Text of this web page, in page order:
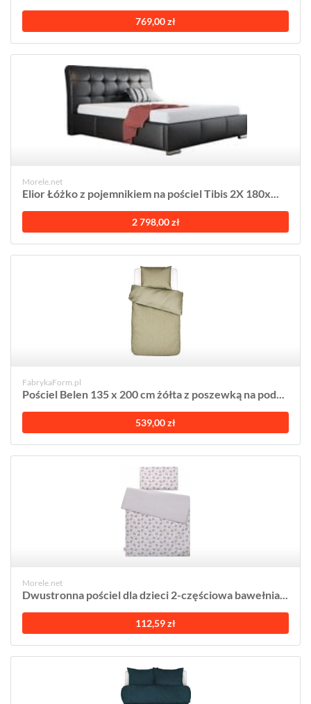
769,00 zł
Morele.net
Elior Łóżko z pojemnikiem na pościel Tibis 2X 180x...
2 798,00 zł
FabrykaForm.pl
Pościel Belen 135 x 200 cm żółta z poszewką na pod...
539,00 zł
Morele.net
Dwustronna pościel dla dzieci 2-częściowa bawełnia...
112,59 zł